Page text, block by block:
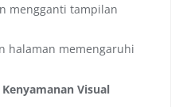
mengganti tampilan
halaman memengaruhi
Visual